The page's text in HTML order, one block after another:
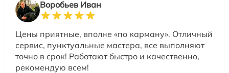
Воробьев Иван
Цены приятные, вполне «по карману». Отличный
сервис, пунктуальные мастера, все выполняют
точно в срок! Работают быстро и качественно,
рекомендую всем!